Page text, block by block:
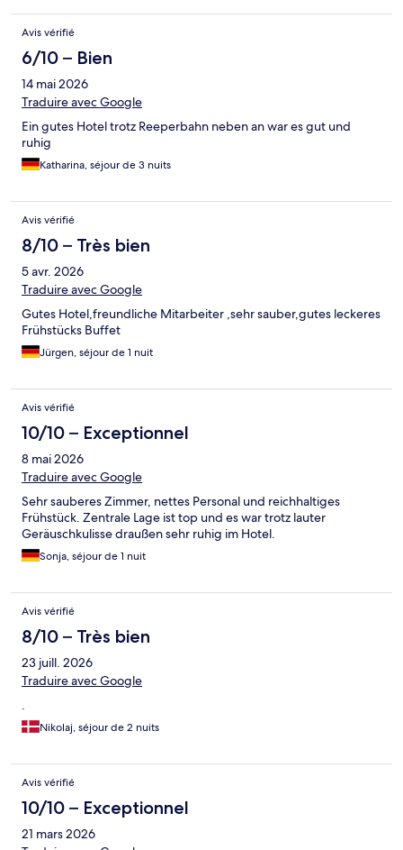
Avis vérifié
6/10 – Bien
14 mai 2026
Traduire avec Google
Ein gutes Hotel trotz Reeperbahn neben an war es gut und
ruhig
Katharina, séjour de 3 nuits
Avis vérifié
8/10 – Très bien
5 avr. 2026
Traduire avec Google
Gutes Hotel,freundliche Mitarbeiter ,sehr sauber,gutes leckeres
Frühstücks Buffet
Jürgen, séjour de 1 nuit
Avis vérifié
10/10 – Exceptionnel
8 mai 2026
Traduire avec Google
Sehr sauberes Zimmer, nettes Personal und reichhaltiges
Frühstück. Zentrale Lage ist top und es war trotz lauter
Geräuschkulisse draußen sehr ruhig im Hotel.
Sonja, séjour de 1 nuit
Avis vérifié
8/10 – Très bien
23 juill. 2026
Traduire avec Google
.
Nikolaj, séjour de 2 nuits
Avis vérifié
10/10 – Exceptionnel
21 mars 2026